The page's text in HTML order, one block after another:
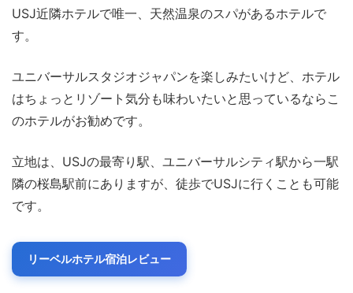
USJ近隣ホテルで唯一、天然温泉のスパがあるホテルで
す。
ユニバーサルスタジオジャパンを楽しみたいけど、ホテル
はちょっとリゾート気分も味わいたいと思っているならこ
のホテルがお勧めです。
立地は、USJの最寄り駅、ユニバーサルシティ駅から一駅
隣の桜島駅前にありますが、徒歩でUSJに行くことも可能
です。
リーベルホテル宿泊レビュー